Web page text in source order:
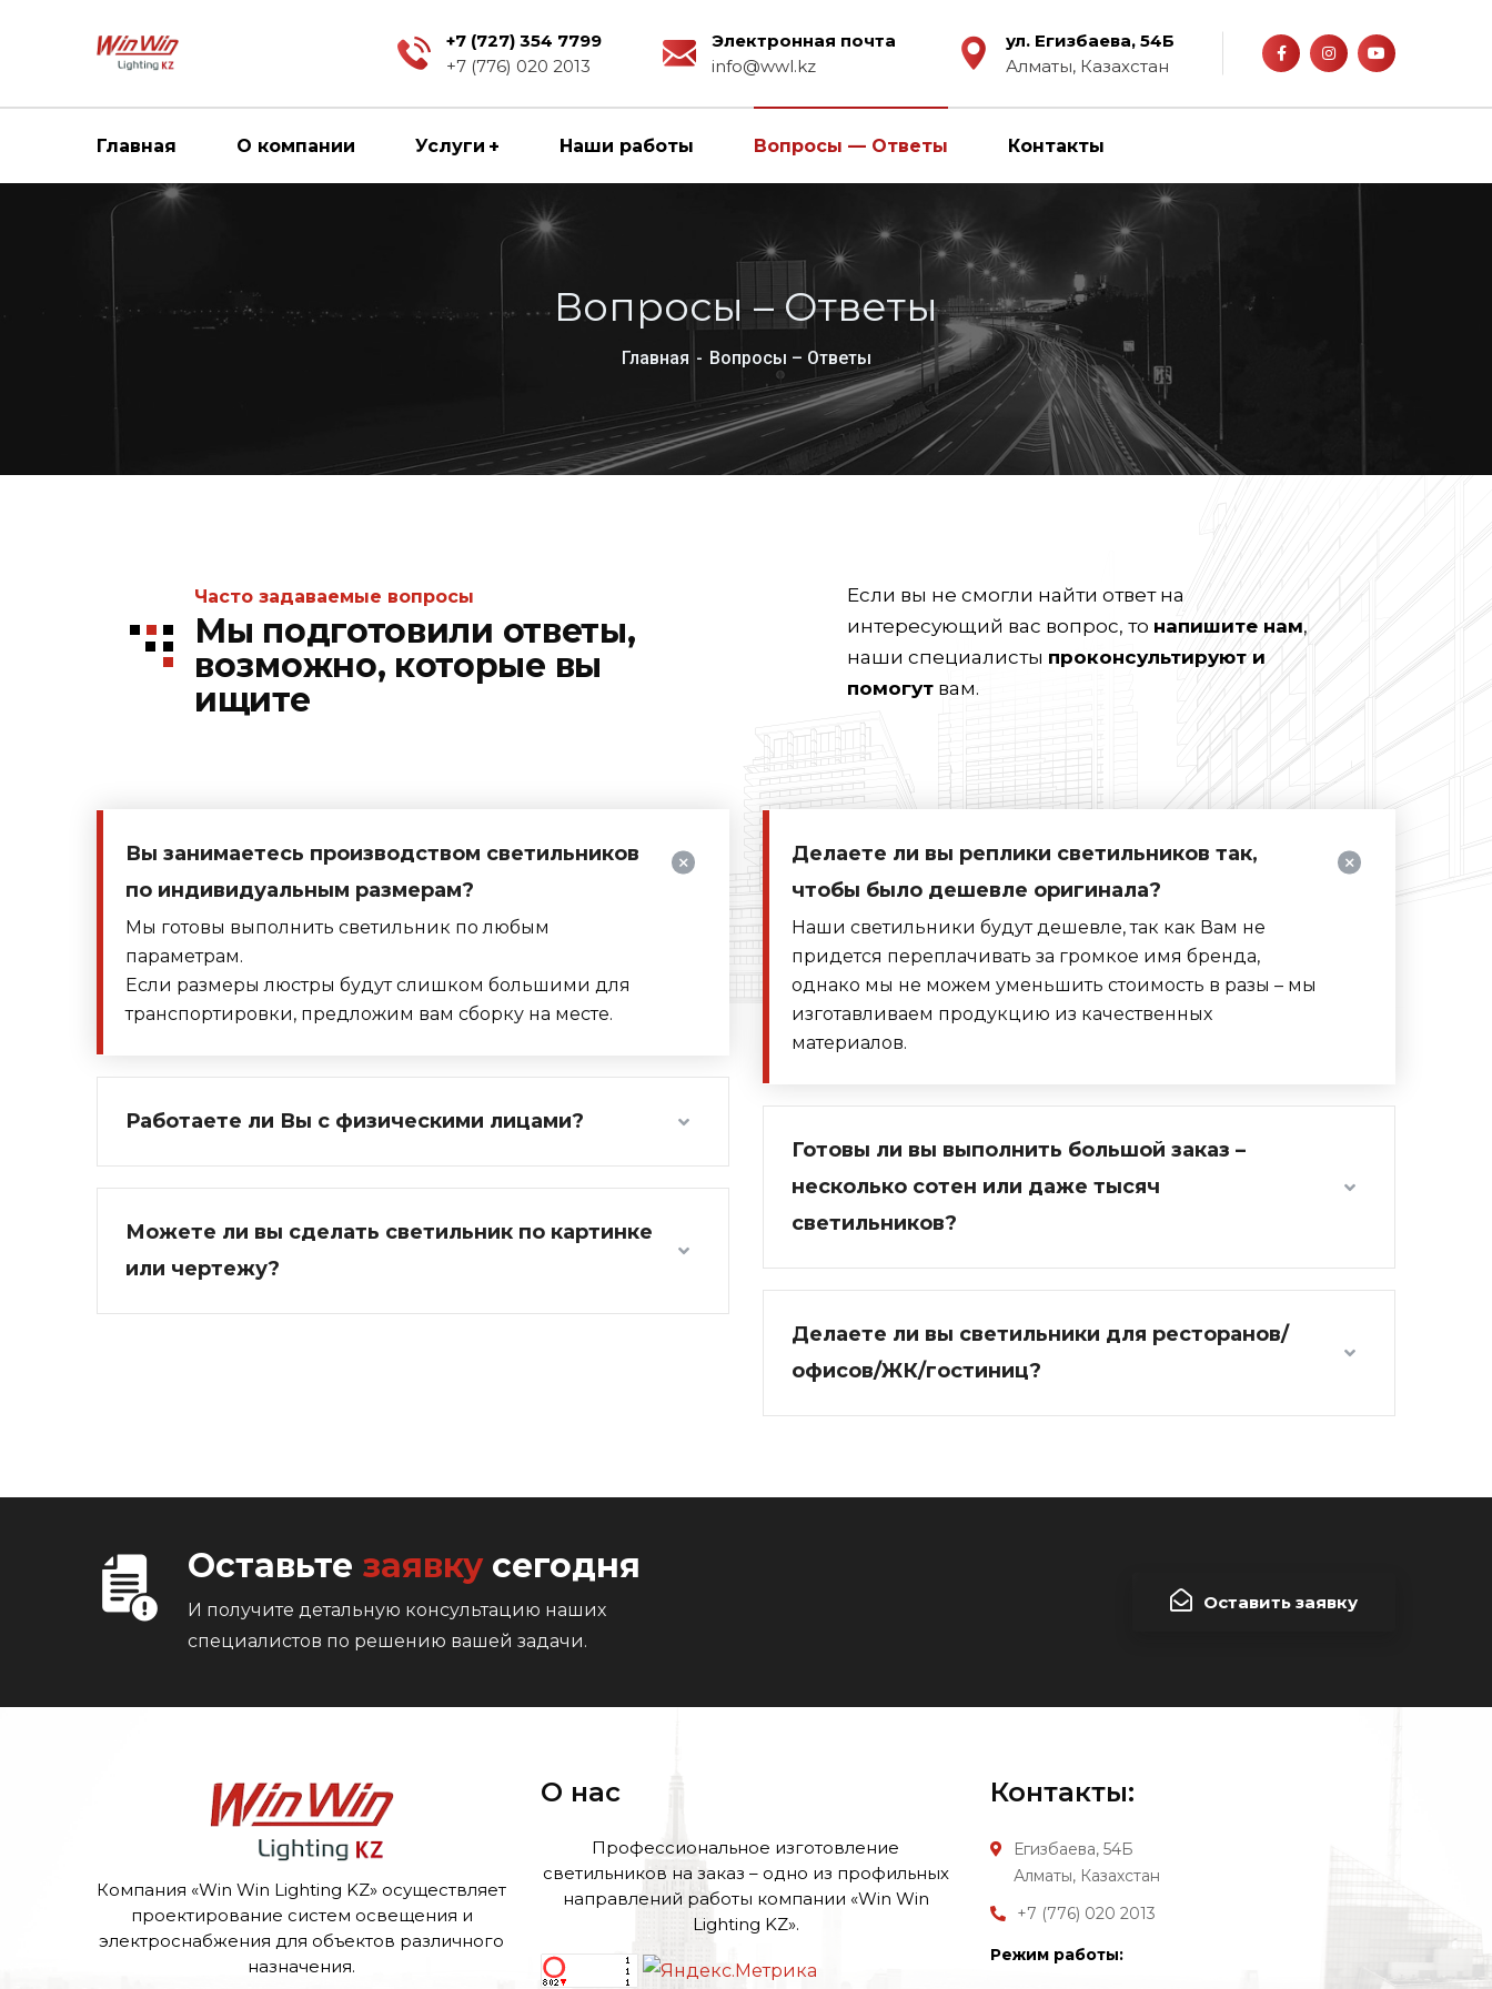
+7 (727) 354 7799
+7 (776) 020 2013
Электронная почта
info@wwl.kz
ул. Егизбаева, 54Б
Алматы, Казахстан
Главная О компании Услуги Наши работы Вопросы — Ответы Контакты
Вопросы – Ответы
Главная Вопросы – Ответы
Часто задаваемые вопросы
Мы подготовили ответы,
возможно, которые вы
ищите
Если вы не смогли найти ответ на
интересующий вас вопрос, то напишите нам,
наши специалисты проконсультируют и
помогут вам.
Вы занимаетесь производством светильников
по индивидуальным размерам?
Мы готовы выполнить светильник по любым
параметрам.
Если размеры люстры будут слишком большими для
транспортировки, предложим вам сборку на месте.
Работаете ли Вы с физическими лицами?
Можете ли вы сделать светильник по картинке
или чертежу?
Делаете ли вы реплики светильников так,
чтобы было дешевле оригинала?
Наши светильники будут дешевле, так как Вам не
придется переплачивать за громкое имя бренда,
однако мы не можем уменьшить стоимость в разы – мы
изготавливаем продукцию из качественных
материалов.
Готовы ли вы выполнить большой заказ –
несколько сотен или даже тысяч
светильников?
Делаете ли вы светильники для ресторанов/
офисов/ЖК/гостиниц?
Оставьте заявкусегодня
И получите детальную консультацию наших
специалистов по решению вашей задачи.
Оставить заявку
Компания «Win Win Lighting KZ» осуществляет
проектирование систем освещения и
электроснабжения для объектов различного
назначения.
О нас
Профессиональное изготовление
светильников на заказ – одно из профильных
направлений работы компании «Win Win
Lighting KZ».
Контакты:
Егизбаева, 54Б
Алматы, Казахстан
+7 (776) 020 2013
Режим работы: